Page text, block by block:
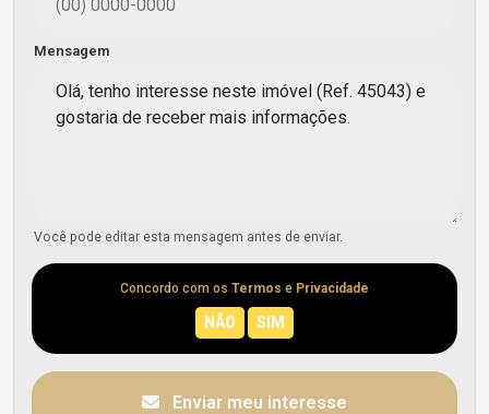
Mensagem
Você pode editar esta mensagem antes de enviar.
Concordo com os Termos e Privacidade
Enviar meu interesse